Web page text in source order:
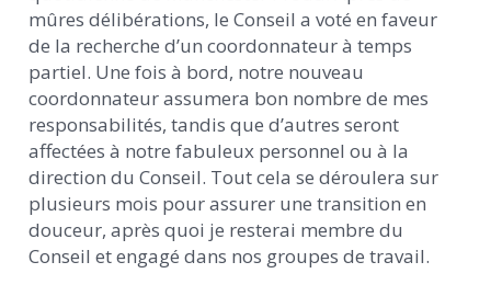
mûres délibérations, le Conseil a voté en faveur
de la recherche d’un coordonnateur à temps
partiel. Une fois à bord, notre nouveau
coordonnateur assumera bon nombre de mes
responsabilités, tandis que d’autres seront
affectées à notre fabuleux personnel ou à la
direction du Conseil. Tout cela se déroulera sur
plusieurs mois pour assurer une transition en
douceur, après quoi je resterai membre du
Conseil et engagé dans nos groupes de travail.